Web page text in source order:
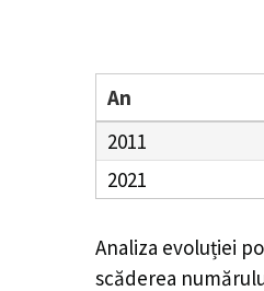
An
2011
2021
Analiza evoluției
scăderea